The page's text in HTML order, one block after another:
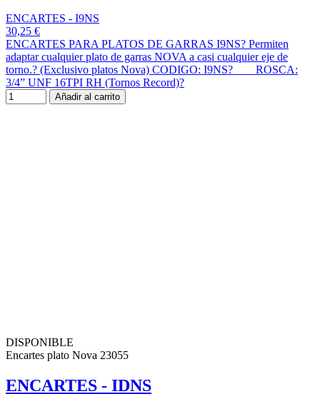
ENCARTES - I9NS
30,25 €
ENCARTES PARA PLATOS DE GARRAS I9NS? Permiten
adaptar cualquier plato de garras NOVA a casi cualquier eje de
torno.? (Exclusivo platos Nova) CODIGO: I9NS? ROSCA:
3/4” UNF 16TPI RH (Tornos Record)?
Añadir al carrito
DISPONIBLE
Encartes plato Nova 23055
ENCARTES - IDNS